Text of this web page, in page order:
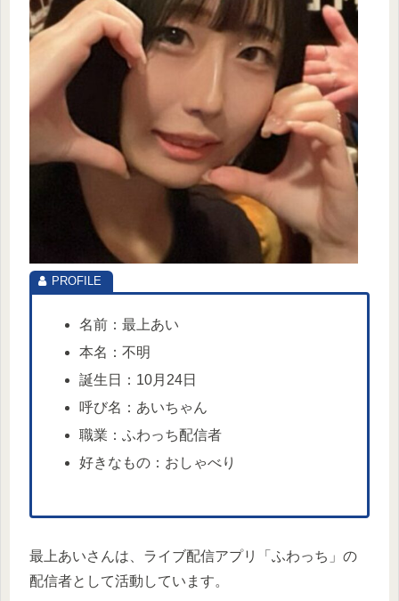
名前：最上あい
本名：不明
誕生日：10月24日
呼び名：あいちゃん
職業：ふわっち配信者
好きなもの：おしゃべり
最上あいさんは、ライブ配信アプリ「ふわっち」の
配信者として活動しています。